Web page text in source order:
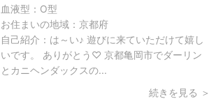
血液型： O型
お住まいの地域： 京都府
自己紹介： は～い♪ 遊びに来ていただけて嬉し
いです。 ありがとう♡ 京都亀岡市でダーリン
とカニヘンダックスの...
続きを見る ＞